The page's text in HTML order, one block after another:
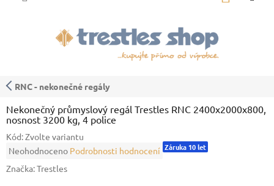
RNC - nekonečné regály
Nekonečný průmyslový regál Trestles RNC 2400x2000x800,
nosnost 3200 kg, 4 police
Kód:Zvolte variantu
Průměrné
produktu
Neohodnoceno Podrobnosti hodnocení Záruka 10 let
Značka:Trestles